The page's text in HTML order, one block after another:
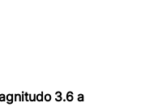
3.6 a